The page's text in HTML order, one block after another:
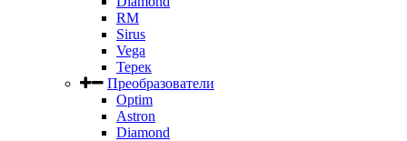
RM
Sirus
Vega
Терек
Преобразователи
Optim
Astron
Diamond